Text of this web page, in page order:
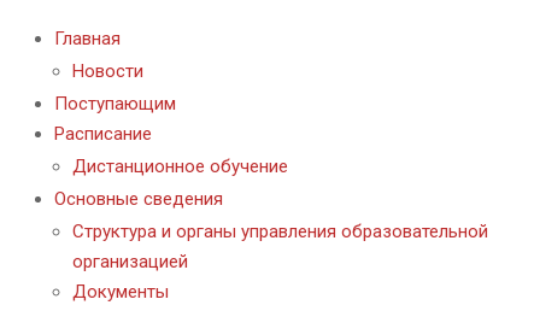
Главная
Новости
Поступающим
Расписание
Дистанционное обучение
Основные сведения
Структура и органы управления образовательной
организацией
Документы